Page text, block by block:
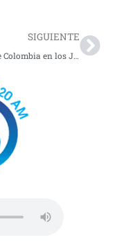
SIGUIENTE
Horario de Colombia en los Juegos Olímpicos, 10 agosto